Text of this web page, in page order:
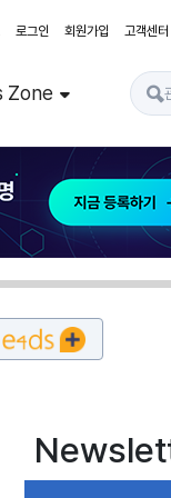
로그인 회원가입 고객센터
Zone